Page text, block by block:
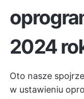
2024
Oto nasze
w ustawieniu